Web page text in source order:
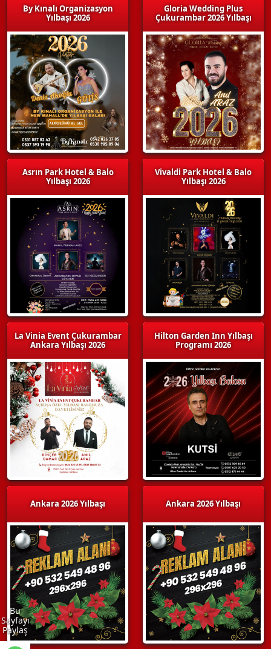
By Kınalı Organizasyon
Yılbaşı 2026
Asrın Park Hotel & Balo
Yılbaşı 2026
La Vinia Event Çukurambar
Ankara Yılbaşı 2026
Ankara 2026 Yılbaşı
Gloria Wedding Plus
Çukurambar 2026 Yılbaşı
Vivaldi Park Hotel & Balo
Yılbaşı 2026
Hilton Garden Inn Yılbaşı
Programı 2026
Ankara 2026 Yılbaşı
Bu
Sayfayı
Paylaş